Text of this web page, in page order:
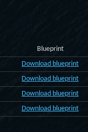
Blueprint
Download blueprint
Download blueprint
Download blueprint
Download blueprint